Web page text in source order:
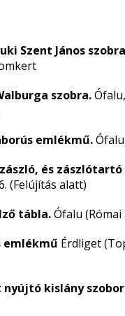
Szent János
szobra.
emlékmű.
és
(Felújítás alatt)
tábla.Ófalu (Római
emlékmű Érdliget
nyújtó kislány szobor